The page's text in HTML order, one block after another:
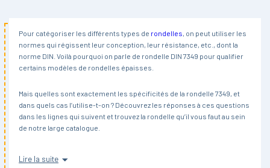
Pour catégoriser les différents types de rondelles, on peut utiliser les
normes qui régissent leur conception, leur résistance, etc., dont la
norme DIN. Voilà pourquoi on parle de rondelle DIN 7349 pour qualifier
certains modèles de rondelles épaisses.
Mais quelles sont exactement les spécificités de la rondelle 7349, et
dans quels cas l’utilise-t-on ? Découvrez les réponses à ces questions
dans les lignes qui suivent et trouvez la rondelle qu’il vous faut au sein
de notre large catalogue.
À quoi ressemble une rondelle DIN 7349 ?
Lire la suite